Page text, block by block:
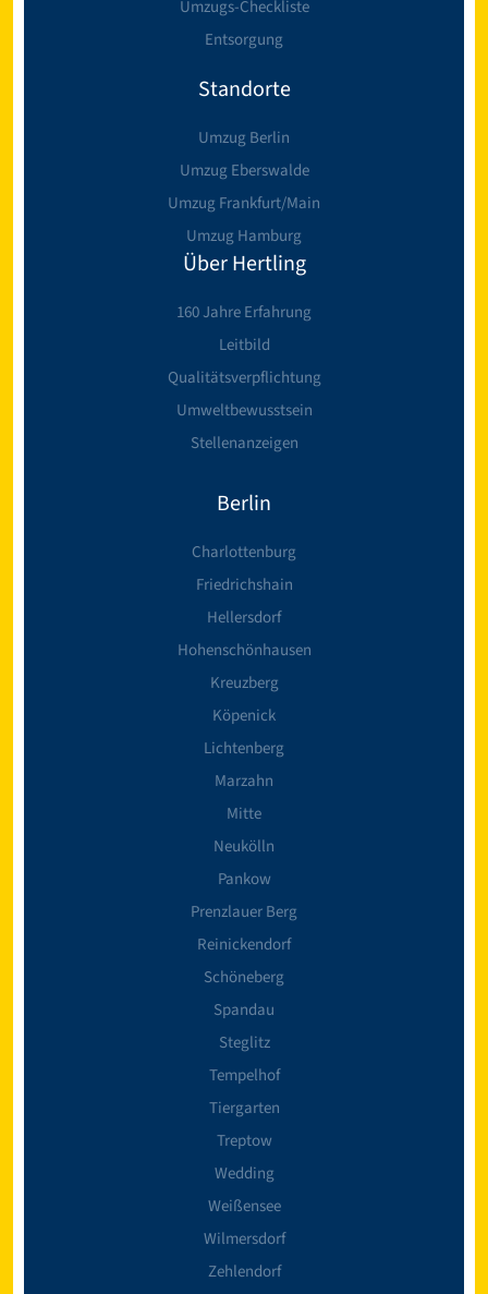
Umzugs-Checkliste
Entsorgung
Standorte
Umzug Berlin
Umzug Eberswalde
Umzug Frankfurt/Main
Umzug Hamburg
Über Hertling
160 Jahre Erfahrung
Leitbild
Qualitätsverpflichtung
Umweltbewusstsein
Stellenanzeigen
Berlin
Charlottenburg
Friedrichshain
Hellersdorf
Hohenschönhausen
Kreuzberg
Köpenick
Lichtenberg
Marzahn
Mitte
Neukölln
Pankow
Prenzlauer Berg
Reinickendorf
Schöneberg
Spandau
Steglitz
Tempelhof
Tiergarten
Treptow
Wedding
Weißensee
Wilmersdorf
Zehlendorf